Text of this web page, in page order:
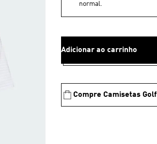
normal.
Adicionar ao carrinho
Compre Camisetas Golf